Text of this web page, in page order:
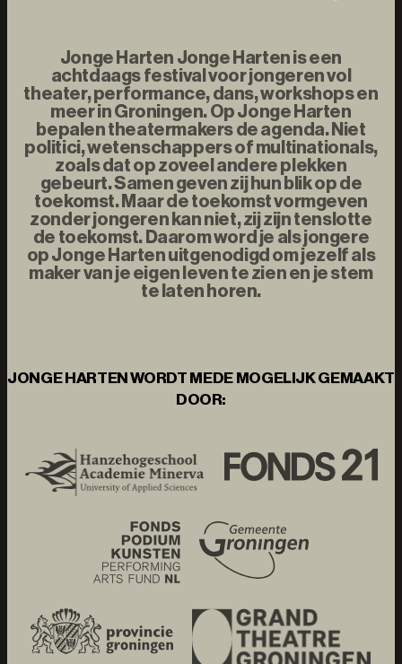
Jonge Harten Jonge Harten is een
achtdaags festival voor jongeren vol
theater, performance, dans, workshops en
meer in Groningen. Op Jonge Harten
bepalen theatermakers de agenda. Niet
politici, wetenschappers of multinationals,
zoals dat op zoveel andere plekken
gebeurt. Samen geven zij hun blik op de
toekomst. Maar de toekomst vormgeven
zonder jongeren kan niet, zij zijn tenslotte
de toekomst. Daarom word je als jongere
op Jonge Harten uitgenodigd om jezelf als
maker van je eigen leven te zien en je stem
te laten horen.
JONGE HARTEN WORDT MEDE MOGELIJK GEMAAKT
DOOR: